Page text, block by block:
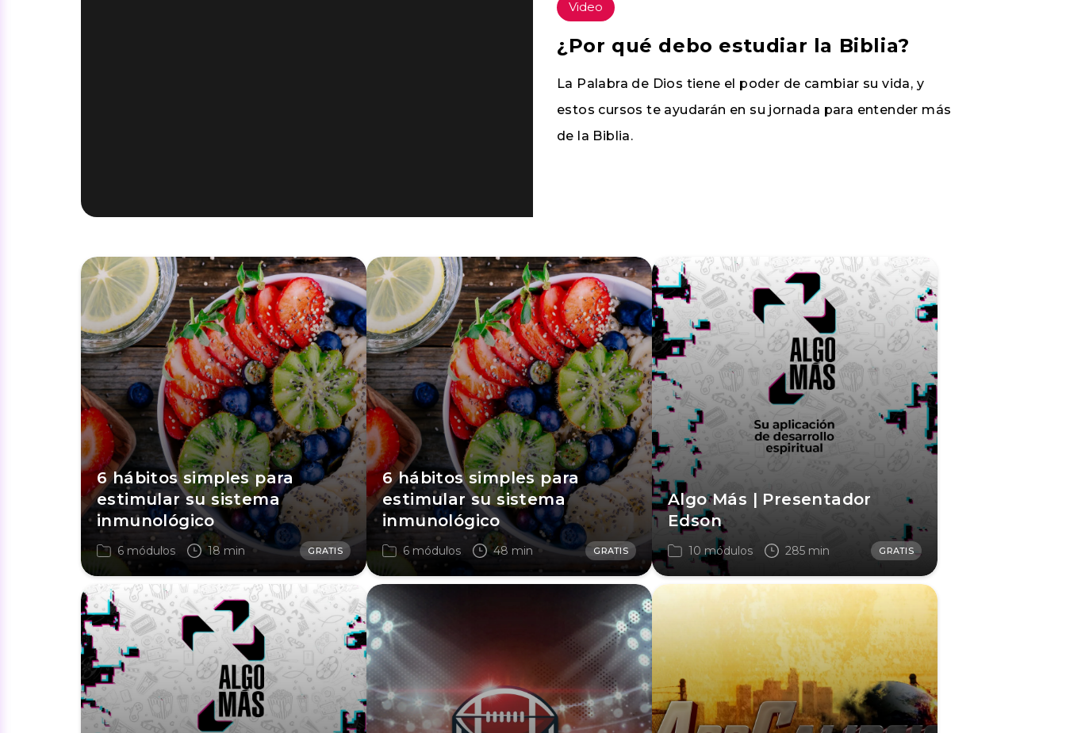
Video
¿Por qué debo estudiar la Biblia?
La Palabra de Dios tiene el poder de cambiar su vida, y
estos cursos te ayudarán en su jornada para entender más
de la Biblia.
6 hábitos simples para
estimular su sistema
inmunológico
6 módulos 18 min GRATIS
6 hábitos simples para
estimular su sistema
inmunológico
6 módulos 48 min GRATIS
Algo Más | Presentador
Edson
10 módulos 285 min GRATIS